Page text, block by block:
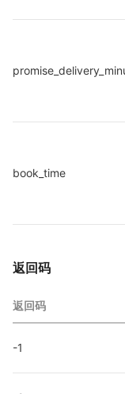
book_time
返回码
返回码
-1